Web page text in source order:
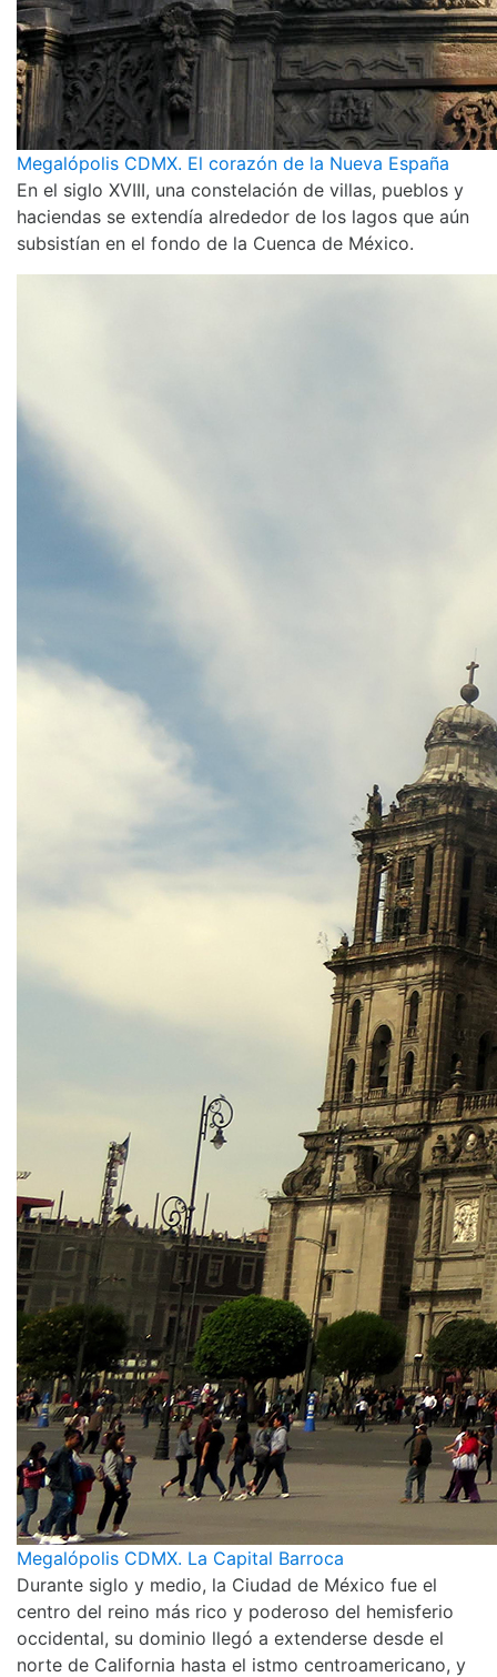
Megalópolis CDMX. El corazón de la Nueva España
En el siglo XVIII, una constelación de villas, pueblos y
haciendas se extendía alrededor de los lagos que aún
subsistían en el fondo de la Cuenca de México.
Megalópolis CDMX. La Capital Barroca
Durante siglo y medio, la Ciudad de México fue el
centro del reino más rico y poderoso del hemisferio
occidental, su dominio llegó a extenderse desde el
norte de California hasta el istmo centroamericano, y